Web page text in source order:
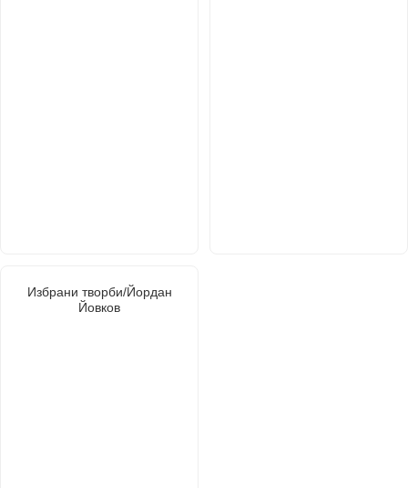
Избрани творби/Йордан
Йовков